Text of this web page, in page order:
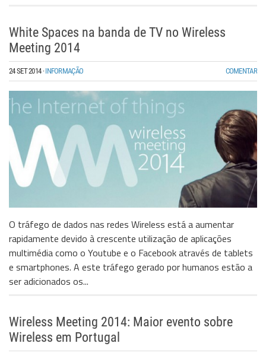
White Spaces na banda de TV no Wireless
Meeting 2014
24 SET 2014·INFORMAÇÃO COMENTAR
O tráfego de dados nas redes Wireless está a aumentar
rapidamente devido à crescente utilização de aplicações
multimédia como o Youtube e o Facebook através de tablets
e smartphones. A este tráfego gerado por humanos estão a
ser adicionados os...
Wireless Meeting 2014: Maior evento sobre
Wireless em Portugal